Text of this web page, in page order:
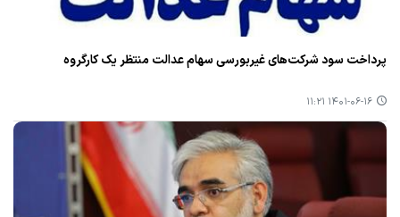
پرداخت سود شركت‌های غیربورسی سهام عدالت منتظر یك كارگروه
۱۴۰۱-۰۶-۱۶ ۱۱:۲۱